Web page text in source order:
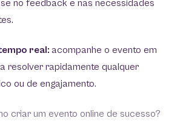
no feedback e nas necessidades
real: acompanhe o evento em
resolver rapidamente qualquer
ou de engajamento.
criar um evento online de sucesso?